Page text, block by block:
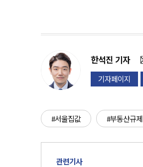
한석진 기자
기자페이지
#서울집값 #부동산규제
관련기사